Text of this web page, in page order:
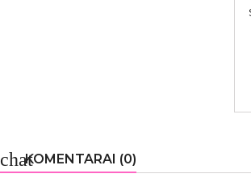
chatKOMENTARAI (0)